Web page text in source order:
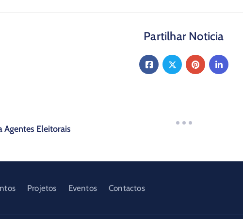
Partilhar Noticia
Agentes Eleitorais
Projetos Eventos Contactos